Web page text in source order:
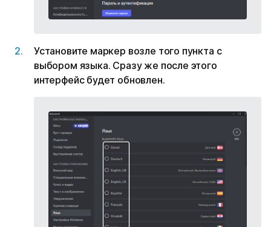
Установите маркер возле того пункта с
выбором языка. Сразу же после этого
интерфейс будет обновлен.